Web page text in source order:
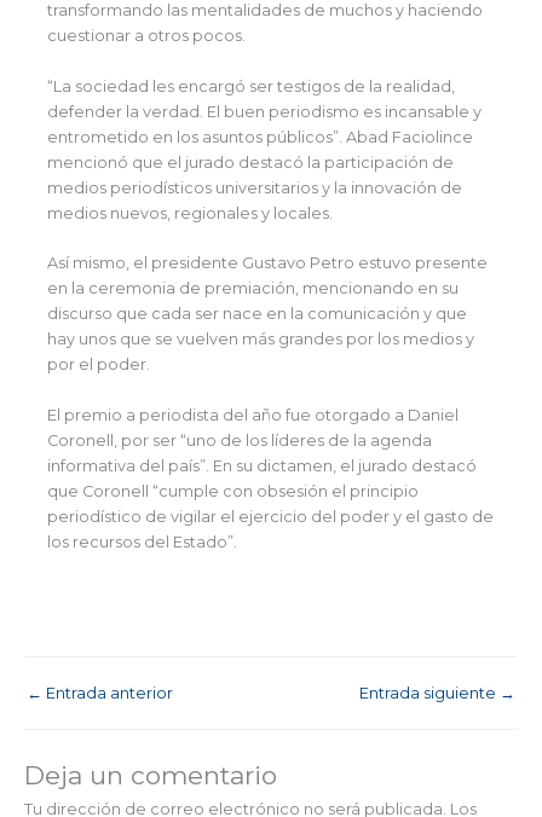
transformando las mentalidades de muchos y haciendo
cuestionar a otros pocos.
“La sociedad les encargó ser testigos de la realidad,
defender la verdad. El buen periodismo es incansable y
entrometido en los asuntos públicos”. Abad Faciolince
mencionó que el jurado destacó la participación de
medios periodísticos universitarios y la innovación de
medios nuevos, regionales y locales.
Así mismo, el presidente Gustavo Petro estuvo presente
en la ceremonia de premiación, mencionando en su
discurso que cada ser nace en la comunicación y que
hay unos que se vuelven más grandes por los medios y
por el poder.
El premio a periodista del año fue otorgado a Daniel
Coronell, por ser “uno de los líderes de la agenda
informativa del país”. En su dictamen, el jurado destacó
que Coronell “cumple con obsesión el principio
periodístico de vigilar el ejercicio del poder y el gasto de
los recursos del Estado”.
← Entrada anterior Entrada siguiente →
Deja un comentario
Tu dirección de correo electrónico no será publicada. Los